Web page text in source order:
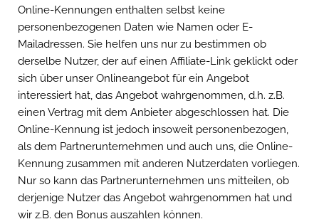
Online-Kennungen enthalten selbst keine
personenbezogenen Daten wie Namen oder E-
Mailadressen. Sie helfen uns nur zu bestimmen ob
derselbe Nutzer, der auf einen Affiliate-Link geklickt oder
sich über unser Onlineangebot für ein Angebot
interessiert hat, das Angebot wahrgenommen, d.h. z.B.
einen Vertrag mit dem Anbieter abgeschlossen hat. Die
Online-Kennung ist jedoch insoweit personenbezogen,
als dem Partnerunternehmen und auch uns, die Online-
Kennung zusammen mit anderen Nutzerdaten vorliegen.
Nur so kann das Partnerunternehmen uns mitteilen, ob
derjenige Nutzer das Angebot wahrgenommen hat und
wir z.B. den Bonus auszahlen können.